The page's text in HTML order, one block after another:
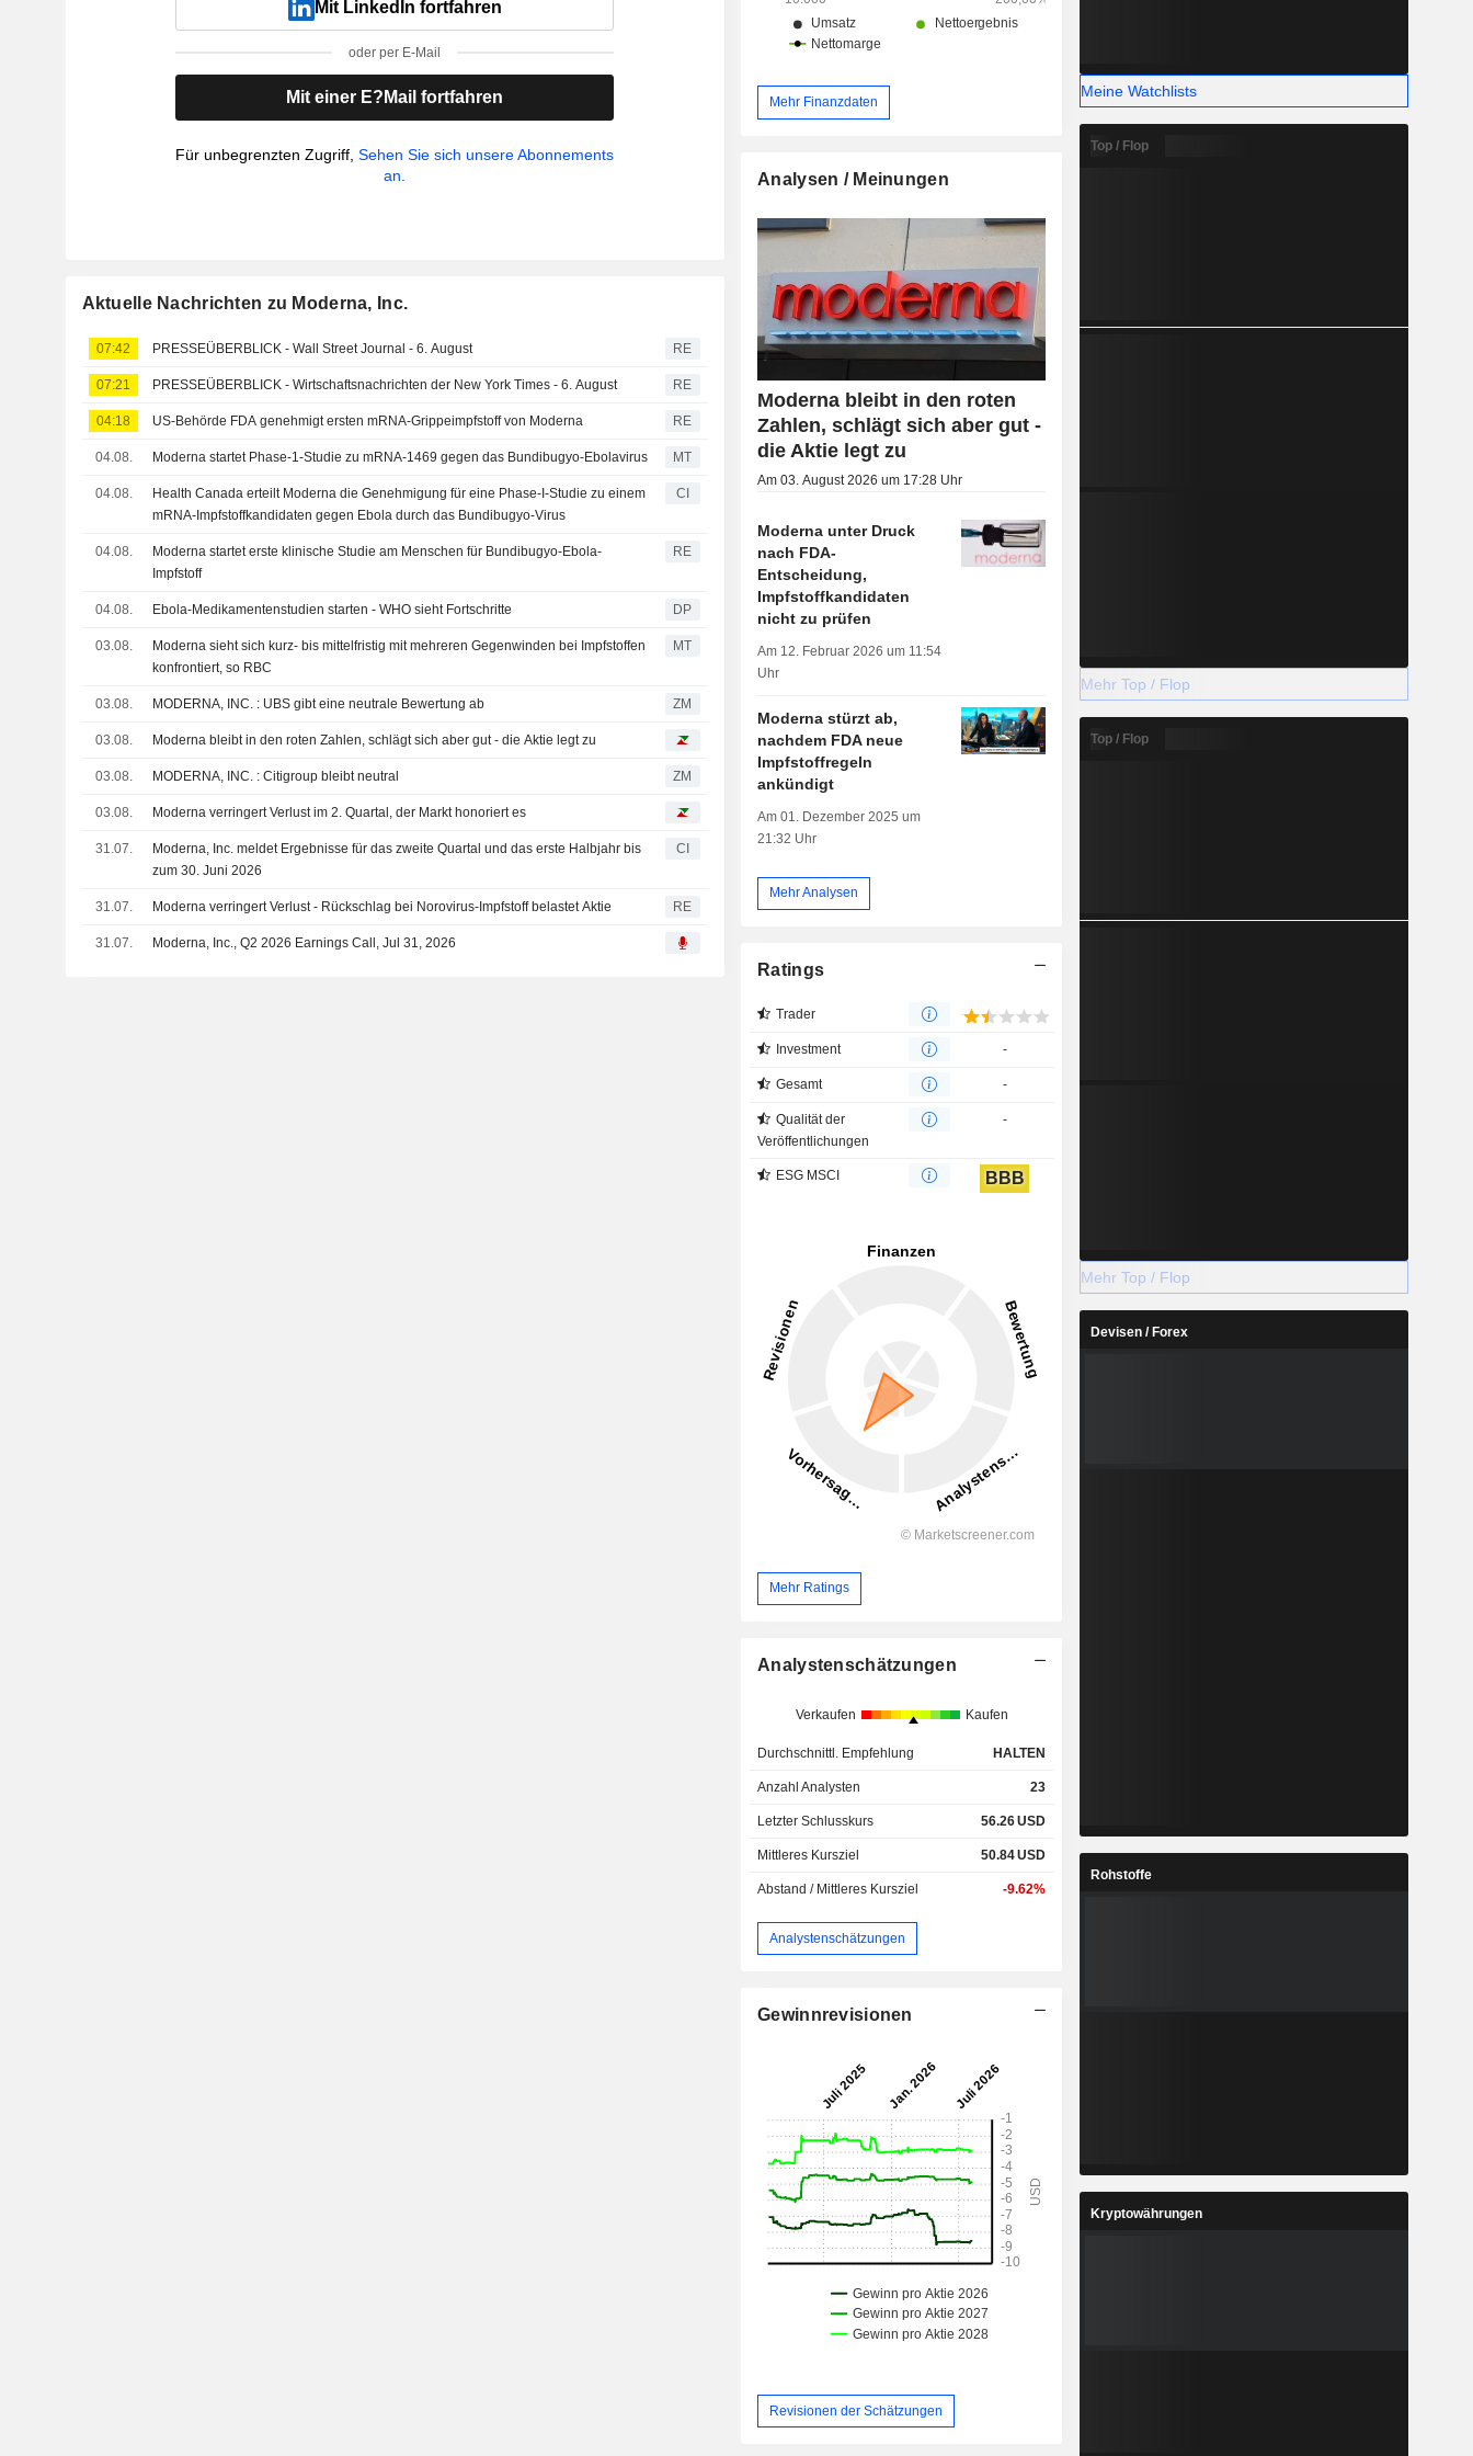
Mit LinkedIn fortfahren
oder per E-Mail
Mit einer E?Mail fortfahren
Für unbegrenzten Zugriff,Sehen Sie sich unsere Abonnements
an.
Aktuelle Nachrichten zu Moderna, Inc.
07:42 PRESSEÜBERBLICK - Wall Street Journal - 6. August RE
07:21 PRESSEÜBERBLICK - Wirtschaftsnachrichten der New York Times - 6. August RE
04:18 US-Behörde FDA genehmigt ersten mRNA-Grippeimpfstoff von Moderna RE
04.08. Moderna startet Phase-1-Studie zu mRNA-1469 gegen das Bundibugyo-Ebolavirus MT
04.08.
Health Canada erteilt Moderna die Genehmigung für eine Phase-I-Studie zu einem
mRNA-Impfstoffkandidaten gegen Ebola durch das Bundibugyo-Virus
CI
04.08.
Moderna startet erste klinische Studie am Menschen für Bundibugyo-Ebola-
Impfstoff
RE
04.08. Ebola-Medikamentenstudien starten - WHO sieht Fortschritte DP
03.08.
Moderna sieht sich kurz- bis mittelfristig mit mehreren Gegenwinden bei Impfstoffen
konfrontiert, so RBC
MT
03.08. MODERNA, INC. : UBS gibt eine neutrale Bewertung ab ZM
03.08. Moderna bleibt in den roten Zahlen, schlägt sich aber gut - die Aktie legt zu
03.08. MODERNA, INC. : Citigroup bleibt neutral ZM
03.08. Moderna verringert Verlust im 2. Quartal, der Markt honoriert es
31.07.
Moderna, Inc. meldet Ergebnisse für das zweite Quartal und das erste Halbjahr bis
zum 30. Juni 2026
CI
31.07. Moderna verringert Verlust - Rückschlag bei Norovirus-Impfstoff belastet Aktie RE
31.07. Moderna, Inc., Q2 2026 Earnings Call, Jul 31, 2026
Mehr Finanzdaten
Analysen / Meinungen
Moderna bleibt in den roten
Zahlen, schlägt sich aber gut -
die Aktie legt zu
Am 03. August 2026 um 17:28 Uhr
Moderna unter Druck
nach FDA-
Entscheidung,
Impfstoffkandidaten
nicht zu prüfen
Am 12. Februar 2026 um 11:54
Uhr
Moderna stürzt ab,
nachdem FDA neue
Impfstoffregeln
ankündigt
Am 01. Dezember 2025 um
21:32 Uhr
Mehr Analysen
Ratings
Trader
Investment -
Gesamt -
Qualität der
Veröffentlichungen
-
ESG MSCI BBB
Mehr Ratings
Analystenschätzungen
Verkaufen Kaufen
Durchschnittl. Empfehlung HALTEN
Anzahl Analysten 23
Letzter Schlusskurs 56.26USD
Mittleres Kursziel 50.84USD
Abstand / Mittleres Kursziel -9.62%
Analystenschätzungen
Gewinnrevisionen
Revisionen der Schätzungen
Meine Watchlists
Top / Flop
Mehr Top / Flop
Top / Flop
Mehr Top / Flop
Devisen / Forex
Rohstoffe
Kryptowährungen